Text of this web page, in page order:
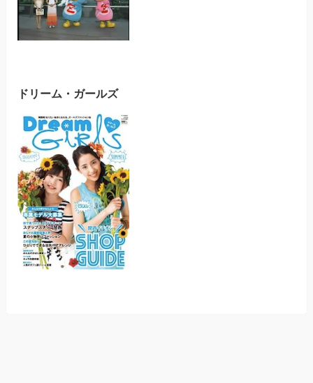
ドリーム・ガールズ